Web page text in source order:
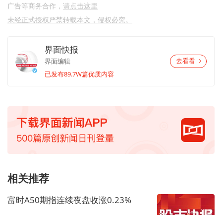
广告等商务合作， 请点击这里
未经正式授权严禁转载本文，侵权必究。
界面快报
界面编辑
已发布89.7W篇优质内容
去看看
相关推荐
富时A50期指连续夜盘收涨0.23%